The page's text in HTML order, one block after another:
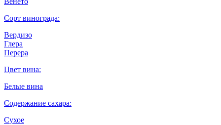
Сорт винограда:
Вердизо
Глера
Перера
Цвет вина:
Белые вина
Содержание сахара:
Сухое